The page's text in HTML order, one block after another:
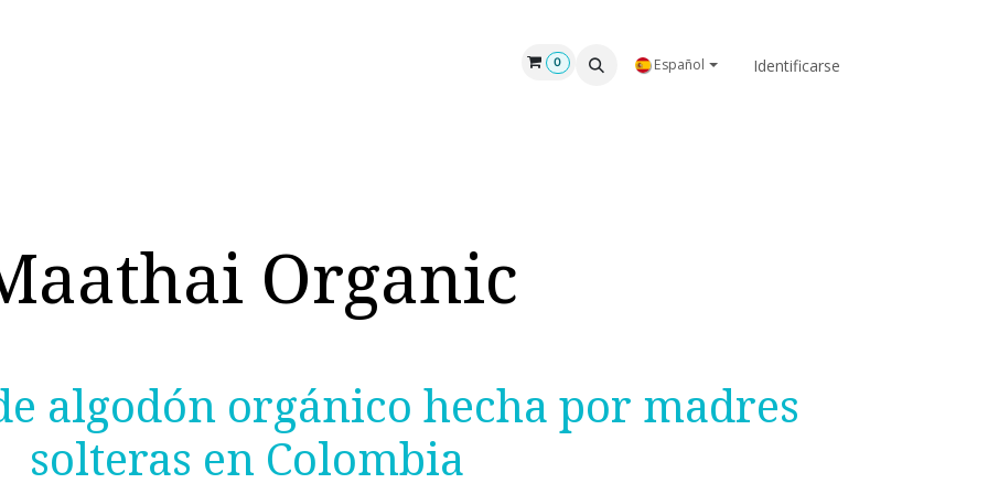
NOSOTROS
0 Español Identificarse
Organic
algodón orgánico hecha por madres
solteras en Colombia